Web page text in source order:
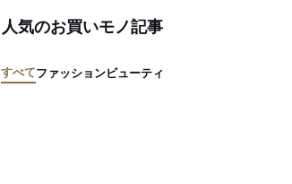
人気のお買いモノ記事
すべてファッションビューティ